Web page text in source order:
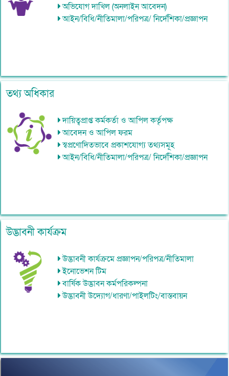
অভিযোগ দাখিল (অনলাইন আবেদন)
আইন/বিধি/নীতিমালা/পরিপত্র/ নির্দেশিকা/প্রজ্ঞাপন
তথ্য অধিকার
দায়িত্বপ্রাপ্ত কর্মকর্তা ও আপিল কর্তৃপক্ষ
আবেদন ও আপিল ফরম
স্বপ্রণোদিতভাবে প্রকাশযোগ্য তথ্যসমূহ
আইন/বিধি/নীতিমালা/পরিপত্র/ নির্দেশিকা/প্রজ্ঞাপন
উদ্ভাবনী কার্যক্রম
উদ্ভাবনী কার্যক্রমে প্রজ্ঞাপন/পরিপত্র/নীতিমালা
ইনোভেশন টিম
বার্ষিক উদ্ভাবন কর্মপরিকল্পনা
উদ্ভাবনী উদ্যোগ/ধারণা/পাইলটিং/বাস্তবায়ন